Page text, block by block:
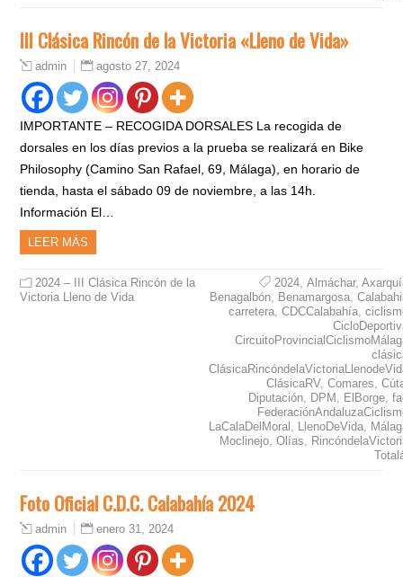
III Clásica Rincón de la Victoria «Lleno de Vida»
admin agosto 27, 2024
IMPORTANTE – RECOGIDA DORSALES La recogida de
dorsales en los días previos a la prueba se realizará en Bike
Philosophy (Camino San Rafael, 69, Málaga), en horario de
tienda, hasta el sábado 09 de noviembre, a las 14h.
Información El…
LEER MÁS
2024 – III Clásica Rincón de la
Victoria Lleno de Vida
2024 ,Almáchar,
Benagalbón Benamargosa ,
carretera ,CDCCalabahía ,
ClásicaRV,Comares ,
Diputación DPM ElBorge ,
LaCalaDelMoral
LlenoDeVida
Moclinejo ,Olías
Foto Oficial C.D.C. Calabahía 2024
admin enero 31, 2024